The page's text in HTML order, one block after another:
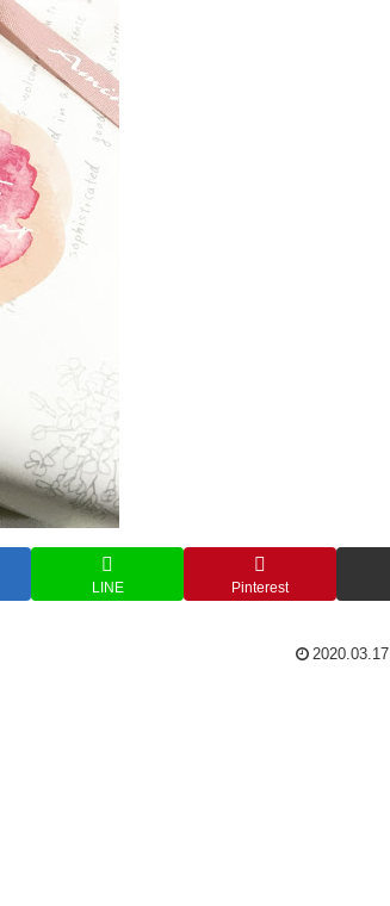
LINE Pinterest
2020.03.17